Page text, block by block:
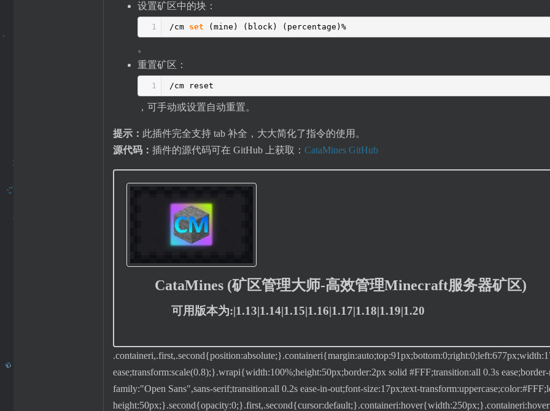
设置矿区中的块：
1 /cm set (mine) (block) (percentage)%
。
重置矿区：
1 /cm reset
，可手动或设置自动重置。
提示： 此插件完全支持 tab 补全，大大简化了指令的使用。
源代码： 插件的源代码可在 GitHub 上获取： CataMines GitHub
CataMines (矿区管理大师-高效管理Minecraft服务器矿区)
可用版本为:|1.13|1.14|1.15|1.16|1.17|1.18|1.19|1.20
ease;transform:scale(0.8);}.wrapi{width:100%;height:50px;border:2px solid #FFF;transition:all 0.3s
family:"Open Sans",sans-serif;transition:all 0.2s ease-in-out;font-size:17px;text-